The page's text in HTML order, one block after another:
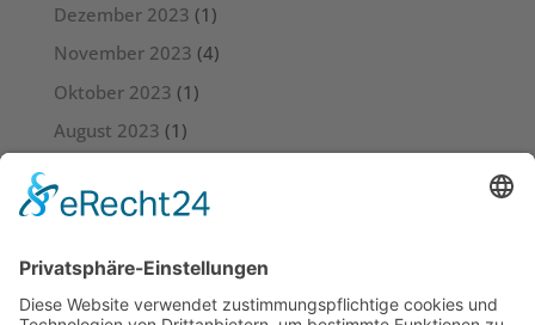
Dezember 2023 (1)
November 2023 (4)
Oktober 2023 (1)
August 2023 (1)
Juni 2023(3)
April 2023